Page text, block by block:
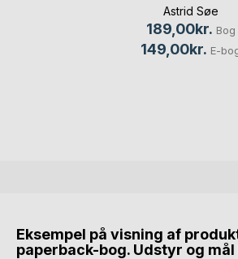
Astrid Søe
189,00kr. Bog
149,00kr. E-
Eksempel på visning af
paperback-bog. Udstyr og